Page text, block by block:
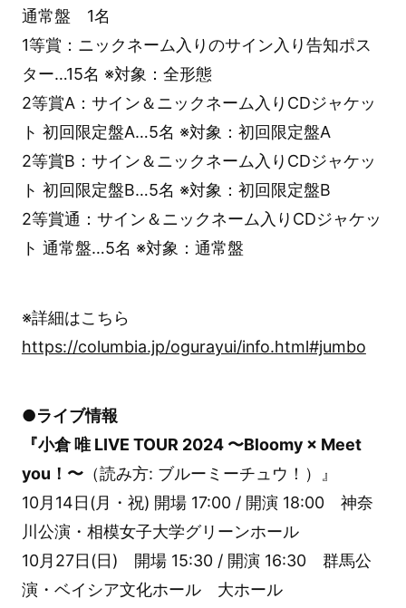
通常盤 1名
1等賞：ニックネーム入りのサイン入り告知ポス
ター…15名 ※対象：全形態
2等賞A：サイン＆ニックネーム入りCDジャケッ
ト 初回限定盤A…5名 ※対象：初回限定盤A
2等賞B：サイン＆ニックネーム入りCDジャケッ
ト 初回限定盤B…5名 ※対象：初回限定盤B
2等賞通：サイン＆ニックネーム入りCDジャケッ
ト 通常盤…5名 ※対象：通常盤
※詳細はこちら
https://columbia.jp/ogurayui/info.html#jumbo
●ライブ情報
『小倉 唯 LIVE TOUR 2024 〜Bloomy × Meet
you！〜（読み方: ブルーミーチュウ！）』
10月14日(月・祝) 開場 17:00 / 開演 18:00 神奈
川公演・相模女子大学グリーンホール
10月27日(日) 開場 15:30 / 開演 16:30 群馬公
演・ベイシア文化ホール 大ホール